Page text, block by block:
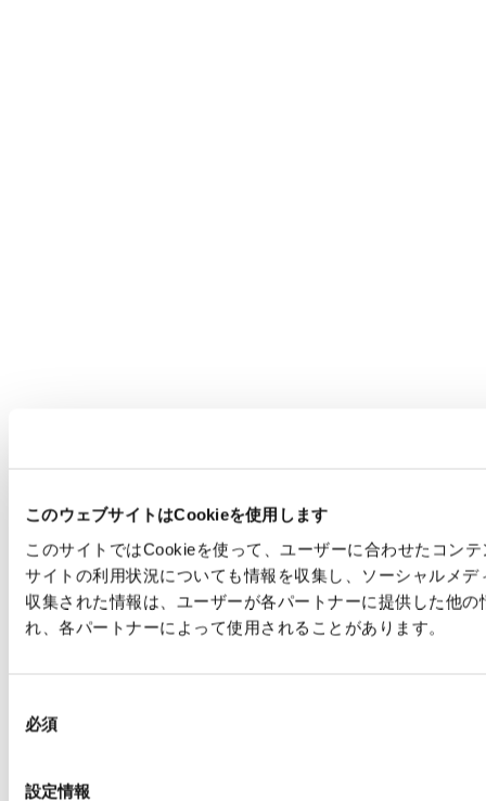
このウェブサイトはCookieを使用します
このサイトではCookieを使って、ユーザーに合わせたコン
サイトの利用状況についても情報を収集し、ソーシャルメ
収集された情報は、ユーザーが各パートナーに提供した他
れ、各パートナーによって使用されることがあります。
必須
設定情報